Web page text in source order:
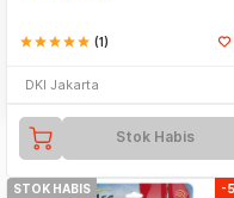
starstarstarstarstar (1)
DKI Jakarta
Stok Habis
STOK HABIS -